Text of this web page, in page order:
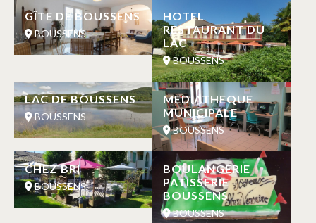
GÎTE DE BOUSSENS
BOUSSENS
HOTEL
RESTAURANT DU
LAC
BOUSSENS
LAC DE BOUSSENS
BOUSSENS
MEDIATHEQUE
MUNICIPALE
BOUSSENS
CHEZ BRI
BOUSSENS
BOULANGERIE
PATISSERIE
BOUSSENS
BOUSSENS